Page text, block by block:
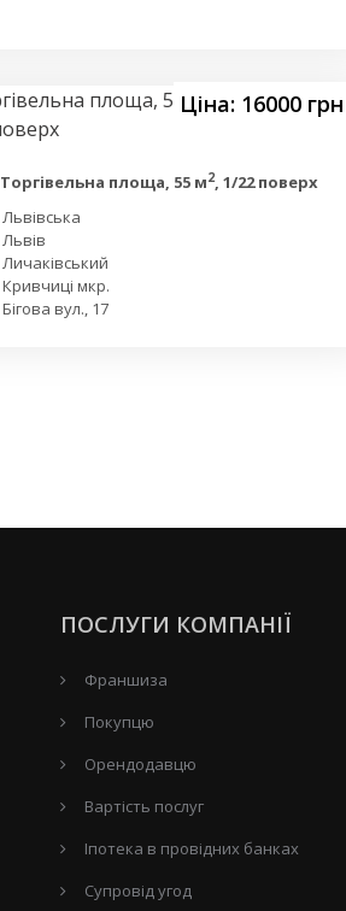
Ціна: 16000 грн
Торгівельна площа, 55 м2, 1/22 поверх
Львівська
Львів
Личаківський
Кривчиці мкр.
Бігова вул., 17
ПОСЛУГИ КОМПАНІЇ
Франшиза
Покупцю
Орендодавцю
Вартість послуг
Іпотека в провідних банках
Супровід угод